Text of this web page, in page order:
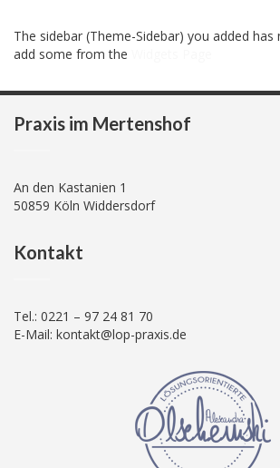
The sidebar (Theme-Sidebar) you added has
add some from the
Praxis im Mertenshof
An den Kastanien 1
50859 Köln Widdersdorf
Kontakt
Tel.: 0221 – 97 24 81 70
E-Mail: kontakt@lop-praxis.de